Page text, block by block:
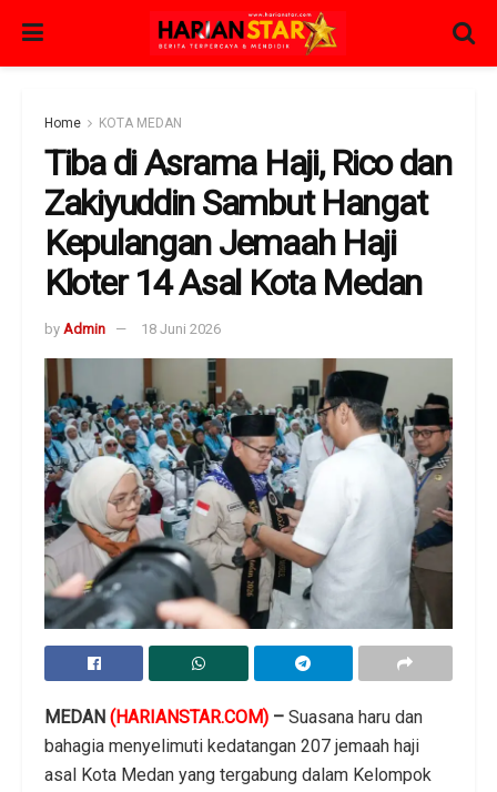
Home KOTA MEDAN
Tiba di Asrama Haji, Rico dan
Zakiyuddin Sambut Hangat
Kepulangan Jemaah Haji
Kloter 14 Asal Kota Medan
by Admin 18 Juni 2026
MEDAN (HARIANSTAR.COM) – Suasana haru dan
bahagia menyelimuti kedatangan 207 jemaah haji
asal Kota Medan yang tergabung dalam Kelompok